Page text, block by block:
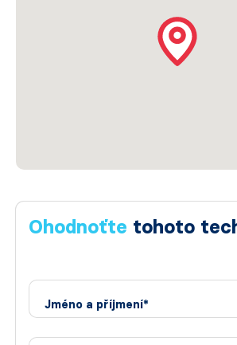
Ohodnoťte tohoto
Jméno a příjmení*